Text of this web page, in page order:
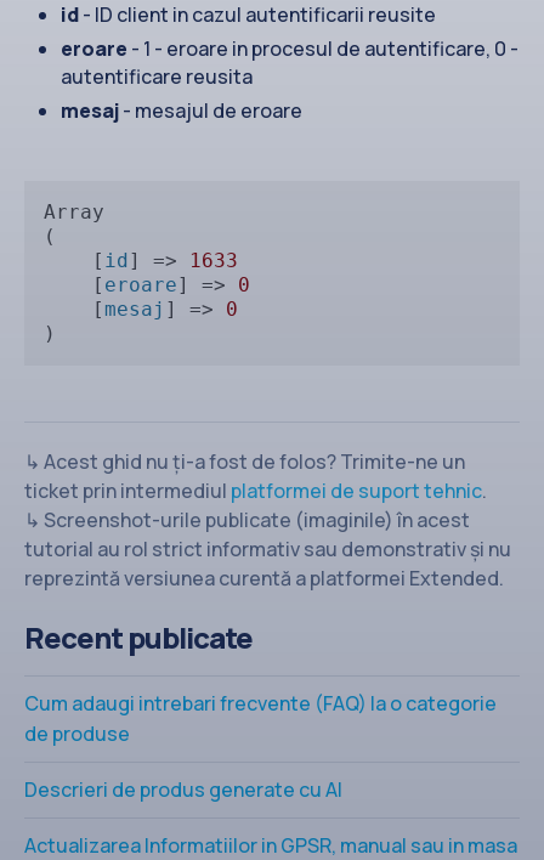
id- ID client in cazul autentificarii reusite
eroare - 1 - eroare in procesul de autentificare, 0 -
autentificare reusita
mesaj- mesajul de eroare
Array
(
    [
id ] =>
1633
    [
eroare] => 0
    [
mesaj ] => 0
)
↳ Acest ghid nu ți-a fost de folos? Trimite-ne un
ticket prin intermediul platformei de suport tehnic.
↳ Screenshot-urile publicate (imaginile) în acest
tutorial au rol strict informativ sau demonstrativ și nu
reprezintă versiunea curentă a platformei Extended.
Recent publicate
Cum adaugi intrebari frecvente (FAQ) la o categorie
de produse
Descrieri de produs generate cu AI
Actualizarea Informatiilor in GPSR, manual sau in masa